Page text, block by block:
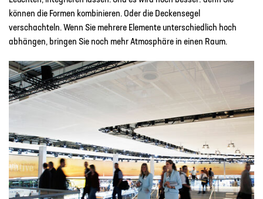
können die Formen kombinieren. Oder die Deckensegel
verschachteln. Wenn Sie mehrere Elemente unterschiedlich hoch
abhängen, bringen Sie noch mehr Atmosphäre in einen Raum.